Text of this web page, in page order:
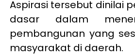
Aspirasi tersebut dinilai
dasar dalam
pembangunan yang
masyarakat di daerah.